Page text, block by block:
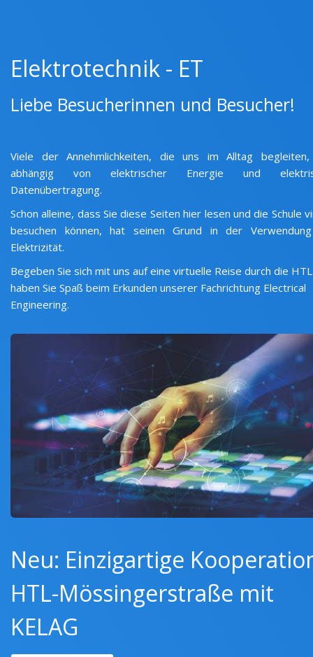
Elektrotechnik - ET
Liebe Besucherinnen und Besucher!
Viele der Annehmlichkeiten, die uns im Alltag
abhängig von elektrischer Energie und
Datenübertragung.
Schon alleine, dass Sie diese Seiten hier lesen und die Schule
besuchen können, hat seinen Grund in der
Elektrizität.
Begeben Sie sich mit uns auf eine virtuelle Reise durch die
haben Sie Spaß beim Erkunden unserer Fachrichtung Electrical
Engineering.
Neu: Einzigartige
HTL-Mössingerstraße mit
KELAG